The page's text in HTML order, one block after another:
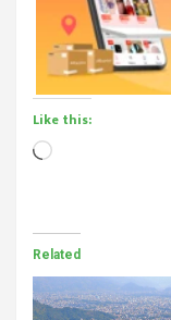
Like this:
Loading…
Related